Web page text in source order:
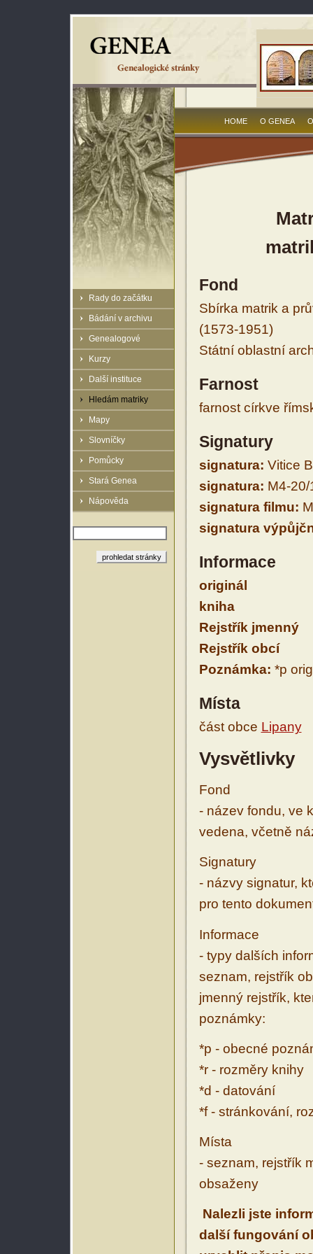
Rady do začátku
Bádání v archivu
Genealogové
Kurzy
Další instituce
Hledám matriky
Mapy
Slovníčky
Pomůcky
Stará Genea
Nápověda
HOME O GENEA
Fond
Sbírka matrik a
(1573-1951)
Státní oblastní
Farnost
farnost církve
Signatury
signatura: Vitice
signatura: M4-20/
signatura filmu:
signatura
Informace
originál
kniha
Rejstřík jmenný
Rejstřík obcí
Poznámka: *p
Místa
část obce Lipany
Vysvětlivky
Fond
- název fondu, ve
vedena, včetně
Signatury
- názvy signatur,
pro tento
Informace
- typy dalších
seznam, rejstřík
jmenný rejstřík,
poznámky:
*p - obecné
*r - rozměry knihy
*d - datování
*f - stránkování,
Místa
- seznam, rejstřík
obsaženy
Nalezli jste
další fungování